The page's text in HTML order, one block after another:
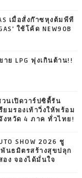
เมื่อสั่งก๊าซหุงต้มพีที
ใช้โค้ด NEW90B
าย LPG พุ่งเกินต้าน!!
นเปิดวาร์ปซิตี้รัน
ยมรองเท้าวิ่งให้พร้อม
งหวัด 4 ภาค ทั่วไทย!
SHOW 2026 ชู
นธมิตรสร้างสุขปลุก
ง จองได้มั่นใจ